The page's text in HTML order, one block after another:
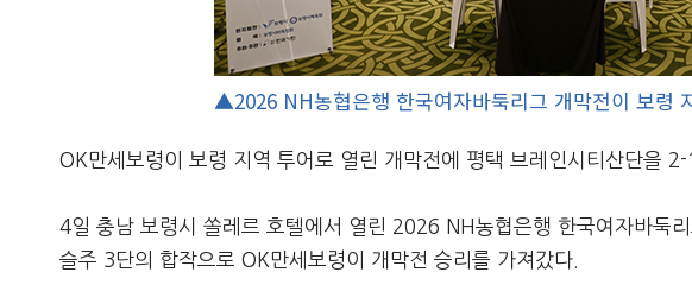
▲2026 NH농협은행 한국여자바둑리그 개막전이 보령
OK만세보령이 보령 지역 투어로 열린 개막전에 평택 브레인시티산단을
4일 충남 보령시 쏠레르 호텔에서 열린 2026 NH농협은행 한국여자바둑
슬주 3단의 합작으로 OK만세보령이 개막전 승리를 가져갔다.